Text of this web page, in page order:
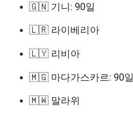
🇬🇳 기니: 90일
🇱🇷 라이베리아
🇱🇾 리비아
🇲🇬 마다가스카르: 90일
🇲🇼 말라위